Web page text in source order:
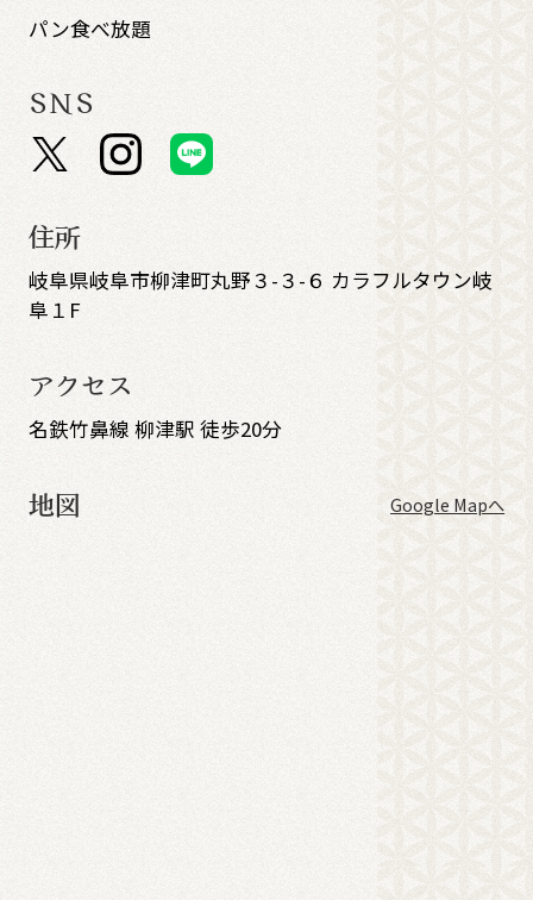
パン食べ放題
SNS
住所
岐阜県岐阜市柳津町丸野３-３-６ カラフルタウン岐
阜１F
アクセス
名鉄竹鼻線 柳津駅 徒歩20分
地図 Google Mapへ